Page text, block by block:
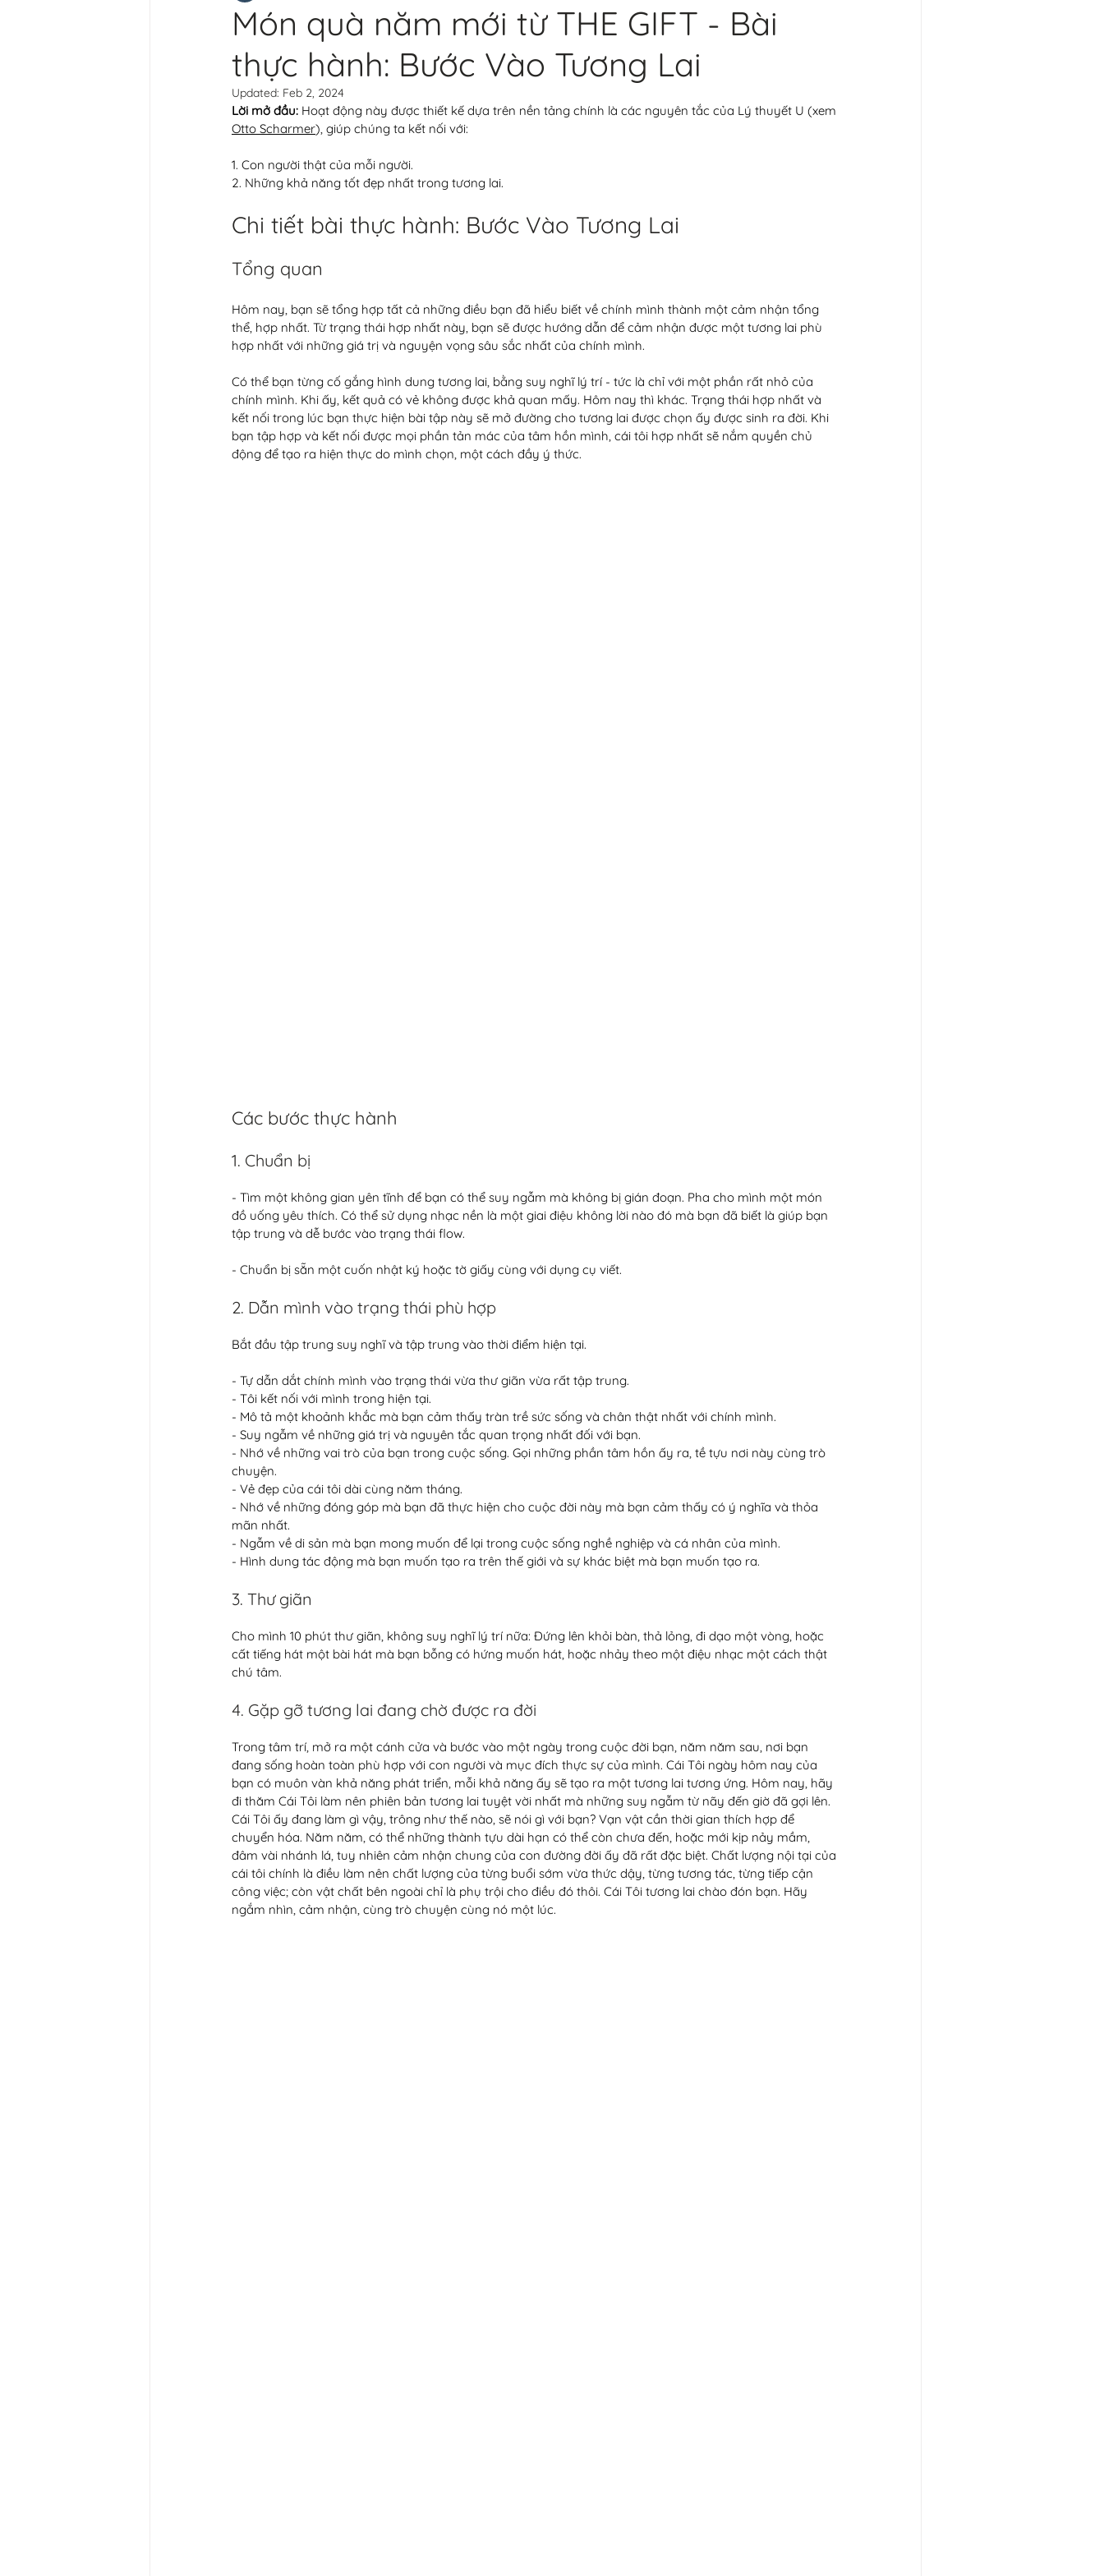
Món quà năm mới từ THE GIFT - Bài
thực hành: Bước Vào Tương Lai
Updated: Feb 2, 2024
Lời mở đầu: Hoạt động này được thiết kế dựa trên nền tảng chính là các nguyên tắc của Lý thuyết U (xem
Otto Scharmer), giúp chúng ta kết nối với:
1. Con người thật của mỗi người.
2. Những khả năng tốt đẹp nhất trong tương lai.
Chi tiết bài thực hành: Bước Vào Tương Lai
Tổng quan
Hôm nay, bạn sẽ tổng hợp tất cả những điều bạn đã hiểu biết về chính mình thành một cảm nhận tổng
thể, hợp nhất. Từ trạng thái hợp nhất này, bạn sẽ được hướng dẫn để cảm nhận được một tương lai phù
hợp nhất với những giá trị và nguyện vọng sâu sắc nhất của chính mình.
Có thể bạn từng cố gắng hình dung tương lai, bằng suy nghĩ lý trí - tức là chỉ với một phần rất nhỏ của
chính mình. Khi ấy, kết quả có vẻ không được khả quan mấy. Hôm nay thì khác. Trạng thái hợp nhất và
kết nối trong lúc bạn thực hiện bài tập này sẽ mở đường cho tương lai được chọn ấy được sinh ra đời. Khi
bạn tập hợp và kết nối được mọi phần tản mác của tâm hồn mình, cái tôi hợp nhất sẽ nắm quyền chủ
động để tạo ra hiện thực do mình chọn, một cách đầy ý thức.
Các bước thực hành
1. Chuẩn bị
- Tìm một không gian yên tĩnh để bạn có thể suy ngẫm mà không bị gián đoạn. Pha cho mình một món
đồ uống yêu thích. Có thể sử dụng nhạc nền là một giai điệu không lời nào đó mà bạn đã biết là giúp bạn
tập trung và dễ bước vào trạng thái flow.
- Chuẩn bị sẵn một cuốn nhật ký hoặc tờ giấy cùng với dụng cụ viết.
2. Dẫn mình vào trạng thái phù hợp
Bắt đầu tập trung suy nghĩ và tập trung vào thời điểm hiện tại.
- Tự dẫn dắt chính mình vào trạng thái vừa thư giãn vừa rất tập trung.
- Tôi kết nối với mình trong hiện tại.
- Mô tả một khoảnh khắc mà bạn cảm thấy tràn trề sức sống và chân thật nhất với chính mình.
- Suy ngẫm về những giá trị và nguyên tắc quan trọng nhất đối với bạn.
- Nhớ về những vai trò của bạn trong cuộc sống. Gọi những phần tâm hồn ấy ra, tề tựu nơi này cùng trò
chuyện.
- Vẻ đẹp của cái tôi dài cùng năm tháng.
- Nhớ về những đóng góp mà bạn đã thực hiện cho cuộc đời này mà bạn cảm thấy có ý nghĩa và thỏa
mãn nhất.
- Ngẫm về di sản mà bạn mong muốn để lại trong cuộc sống nghề nghiệp và cá nhân của mình.
- Hình dung tác động mà bạn muốn tạo ra trên thế giới và sự khác biệt mà bạn muốn tạo ra.
3. Thư giãn
Cho mình 10 phút thư giãn, không suy nghĩ lý trí nữa: Đứng lên khỏi bàn, thả lỏng, đi dạo một vòng, hoặc
cất tiếng hát một bài hát mà bạn bỗng có hứng muốn hát, hoặc nhảy theo một điệu nhạc một cách thật
chú tâm.
4. Gặp gỡ tương lai đang chờ được ra đời
Trong tâm trí, mở ra một cánh cửa và bước vào một ngày trong cuộc đời bạn, năm năm sau, nơi bạn
đang sống hoàn toàn phù hợp với con người và mục đích thực sự của mình. Cái Tôi ngày hôm nay của
bạn có muôn vàn khả năng phát triển, mỗi khả năng ấy sẽ tạo ra một tương lai tương ứng. Hôm nay, hãy
đi thăm Cái Tôi làm nên phiên bản tương lai tuyệt vời nhất mà những suy ngẫm từ nãy đến giờ đã gợi lên.
Cái Tôi ấy đang làm gì vậy, trông như thế nào, sẽ nói gì với bạn? Vạn vật cần thời gian thích hợp để
chuyển hóa. Năm năm, có thể những thành tựu dài hạn có thể còn chưa đến, hoặc mới kịp nảy mầm,
đâm vài nhánh lá, tuy nhiên cảm nhận chung của con đường đời ấy đã rất đặc biệt. Chất lượng nội tại của
cái tôi chính là điều làm nên chất lượng của từng buổi sớm vừa thức dậy, từng tương tác, từng tiếp cận
công việc; còn vật chất bên ngoài chỉ là phụ trội cho điều đó thôi. Cái Tôi tương lai chào đón bạn. Hãy
ngắm nhìn, cảm nhận, cùng trò chuyện cùng nó một lúc.